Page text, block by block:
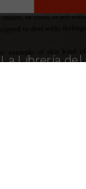
La Librería del